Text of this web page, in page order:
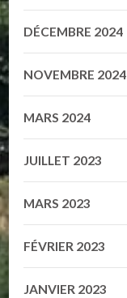
DÉCEMBRE 2024
NOVEMBRE 2024
MARS 2024
JUILLET 2023
MARS 2023
FÉVRIER 2023
JANVIER 2023